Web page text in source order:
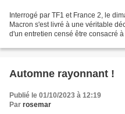
Interrogé par TF1 et France 2, le
Macron s'est livré à une véritable
d'un entretien censé être consacré
Automne rayonnant !
Publié le 01/10/2023 à 12:19
Par rosemar